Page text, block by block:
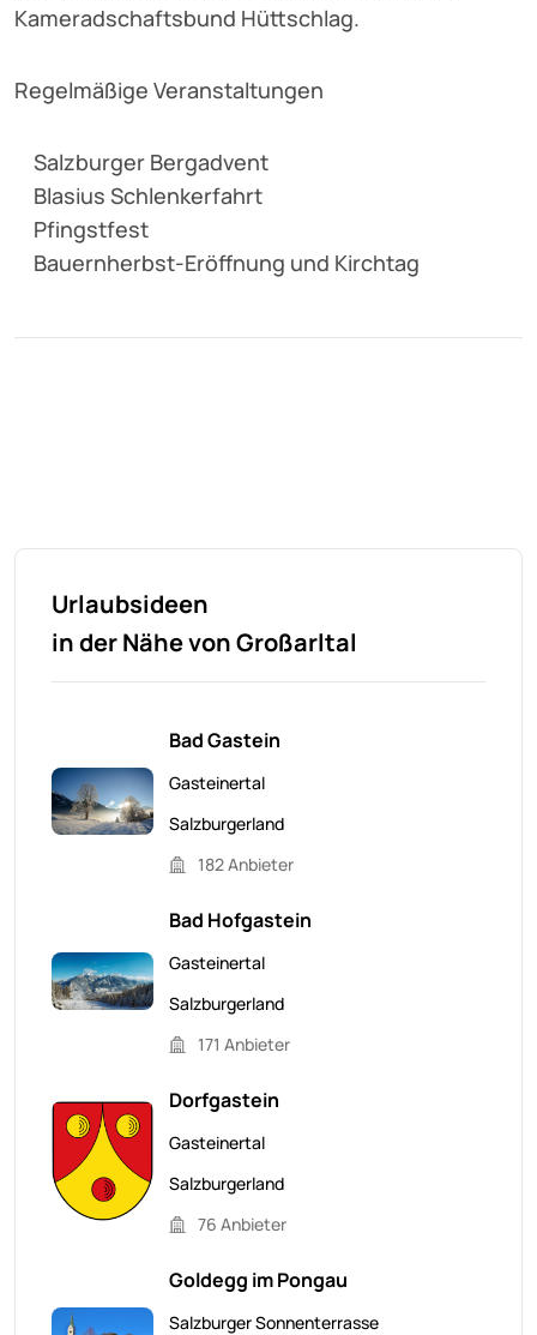
Kameradschaftsbund Hüttschlag.
Regelmäßige Veranstaltungen
Salzburger Bergadvent
Blasius Schlenkerfahrt
Pfingstfest
Bauernherbst-Eröffnung und Kirchtag
Urlaubsideen
in der Nähe von Großarltal
Bad Gastein
Gasteinertal
Salzburgerland
182 Anbieter
Bad Hofgastein
Gasteinertal
Salzburgerland
171 Anbieter
Dorfgastein
Gasteinertal
Salzburgerland
76 Anbieter
Goldegg im Pongau
Salzburger Sonnenterrasse